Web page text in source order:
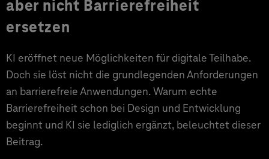
aber nicht Barrierefreiheit
ersetzen
KI eröffnet neue Möglichkeiten für digitale Teilhabe.
Doch sie löst nicht die grundlegenden Anforderungen
an barrierefreie Anwendungen. Warum echte
Barrierefreiheit schon bei Design und Entwicklung
beginnt und KI sie lediglich ergänzt, beleuchtet dieser
Beitrag.